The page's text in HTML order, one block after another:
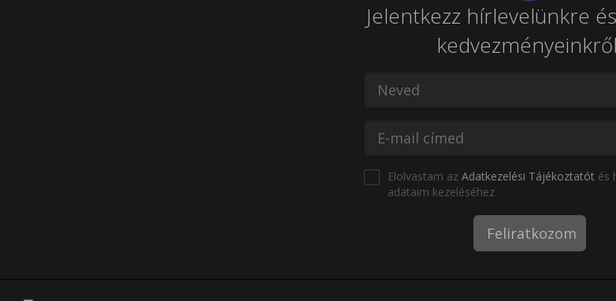
Jelentkezz hírlevelünkre
Elolvastam az Adatkezelési Tájékoztatót és
adataim kezeléséhez
Feliratkozom